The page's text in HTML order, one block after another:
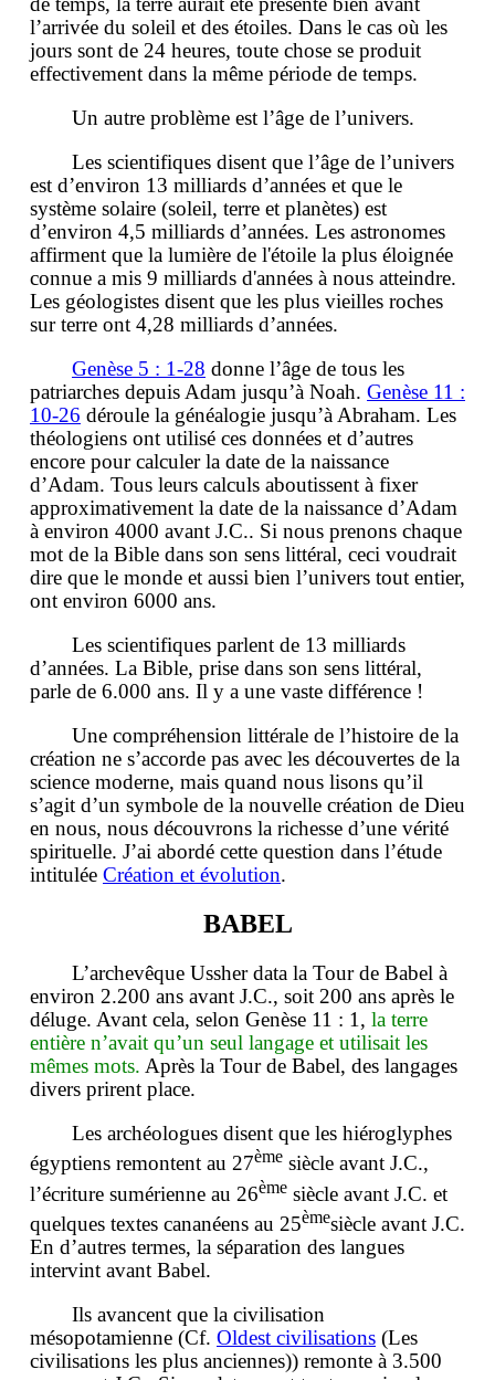
l’arrivée du soleil et des étoiles. Dans le cas où les
jours sont de 24 heures, toute chose se produit
effectivement dans la même période de temps.
Un autre problème est l’âge de l’univers.
Les scientifiques disent que l’âge de l’univers
est d’environ 13 milliards d’années et que le
système solaire (soleil, terre et planètes) est
d’environ 4,5 milliards d’années. Les astronomes
affirment que la lumière de l'étoile la plus éloignée
connue a mis 9 milliards d'années à nous atteindre.
Les géologistes disent que les plus vieilles roches
sur terre ont 4,28 milliards d’années.
Genèse 5 : 1-28 donne l’âge de tous les
patriarches depuis Adam jusqu’à Noah. Genèse 11 :
10-26 déroule la généalogie jusqu’à Abraham. Les
théologiens ont utilisé ces données et d’autres
encore pour calculer la date de la naissance
d’Adam. Tous leurs calculs aboutissent à fixer
approximativement la date de la naissance d’Adam
à environ 4000 avant J.C.. Si nous prenons chaque
mot de la Bible dans son sens littéral, ceci voudrait
dire que le monde et aussi bien l’univers tout entier,
ont environ 6000 ans.
Les scientifiques parlent de 13 milliards
d’années. La Bible, prise dans son sens littéral,
parle de 6.000 ans. Il y a une vaste différence !
Une compréhension littérale de l’histoire de la
création ne s’accorde pas avec les découvertes de la
science moderne, mais quand nous lisons qu’il
s’agit d’un symbole de la nouvelle création de Dieu
en nous, nous découvrons la richesse d’une vérité
spirituelle. J’ai abordé cette question dans l’étude
intitulée Création et évolution.
BABEL
L’archevêque Ussher data la Tour de Babel à
environ 2.200 ans avant J.C., soit 200 ans après le
déluge. Avant cela, selon Genèse 11 : 1, la terre
entière n’avait qu’un seul langage et utilisait les
mêmes mots. Après la Tour de Babel, des langages
divers prirent place.
Les archéologues disent que les hiéroglyphes
égyptiens remontent au 27ème siècle avant J.C.,
l’écriture sumérienne au 26ème siècle avant J.C. et
quelques textes cananéens au 25èmesiècle avant J.C.
En d’autres termes, la séparation des langues
intervint avant Babel.
Ils avancent que la civilisation
mésopotamienne (Cf. Oldest civilisations (Les
civilisations les plus anciennes)) remonte à 3.500